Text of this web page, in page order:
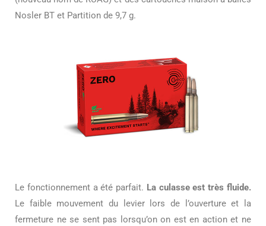
Nosler BT et Partition de 9,7 g.
Le fonctionnement a été parfait. La culasse est très fluide.
Le faible mouvement du levier lors de l’ouverture et la
fermeture ne se sent pas lorsqu’on on est en action et ne